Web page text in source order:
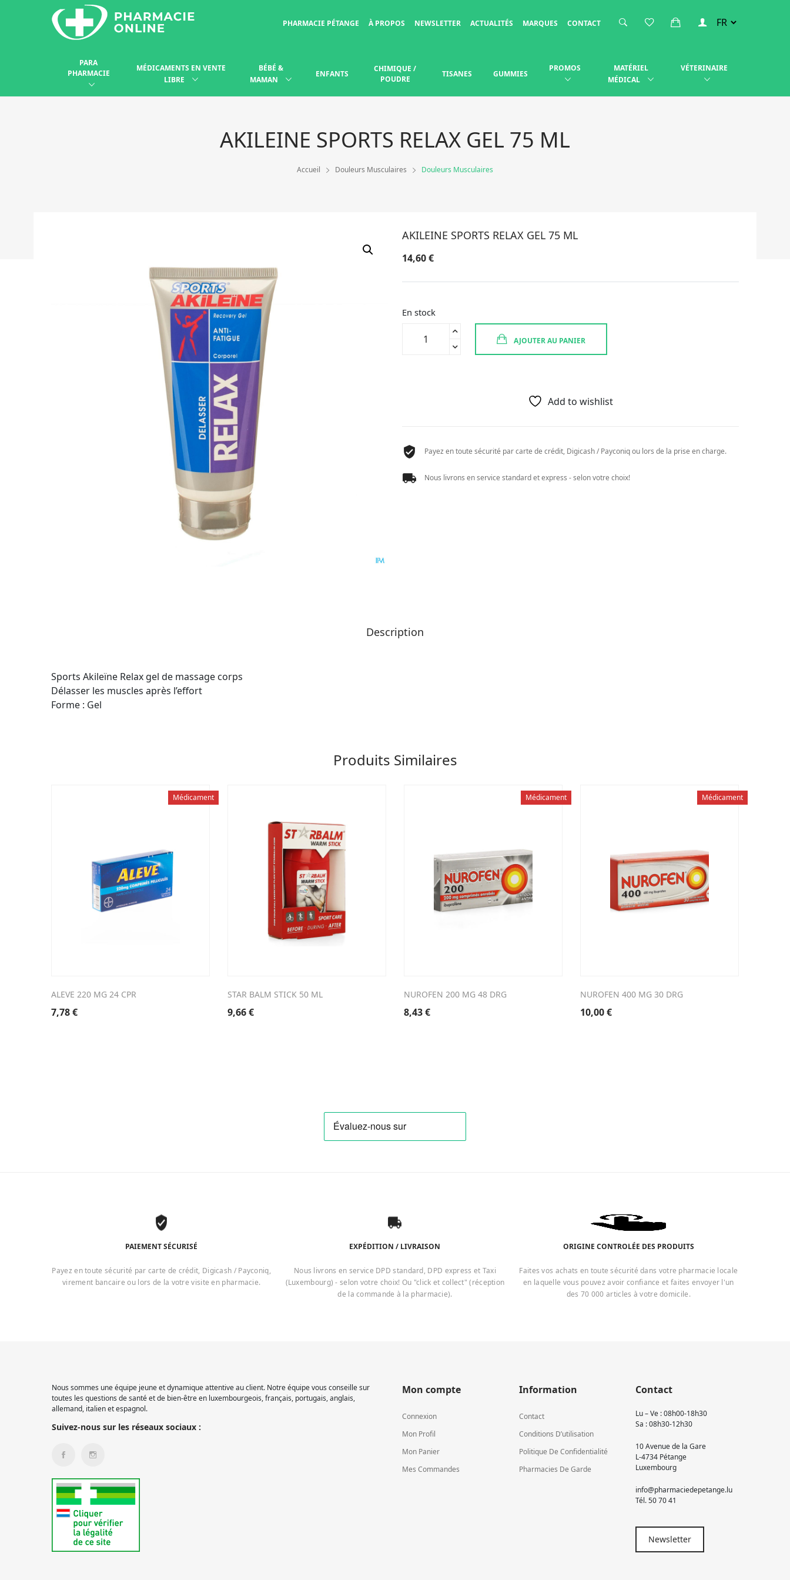
PHARMACIE PÉTANGE À PROPOS NEWSLETTER ACTUALITÉS MARQUES CONTACT
PARA
PHARMACIE
MÉDICAMENTS EN VENTE
LIBRE
BÉBÉ &
MAMAN
ENFANTS
CHIMIQUE /
POUDRE
TISANES GUMMIES
PROMOS
MATÉRIEL
MÉDICAL
VÉTERINAIRE
AKILEINE SPORTS RELAX GEL 75 ML
Accueil Douleurs Musculaires Douleurs Musculaires
AKILEINE SPORTS RELAX GEL 75 ML
14,60€
En stock
AJOUTER AU PANIER
Add to wishlist
Payez en toute sécurité par carte de crédit, Digicash / Payconiq ou lors de la prise en charge.
Nous livrons en service standard et express - selon votre choix!
Description
Sports Akileïne Relax gel de massage corps
Délasser les muscles après l’effort
Forme : Gel
Produits Similaires
Médicament
ALEVE 220 MG 24 CPR
7,78€
STAR BALM STICK 50 ML
9,66€
Médicament
NUROFEN 200 MG 48 DRG
8,43€
Médicament
NUROFEN 400 MG 30 DRG
10,00€
PAIEMENT SÉCURISÉ
Payez en toute sécurité par carte de crédit, Digicash / Payconiq,
virement bancaire ou lors de la votre visite en pharmacie.
EXPÉDITION / LIVRAISON
Nous livrons en service DPD standard, DPD express et Taxi
(Luxembourg) - selon votre choix! Ou "click et collect" (réception
de la commande à la pharmacie).
ORIGINE CONTROLÉE DES PRODUITS
Faites vos achats en toute sécurité dans votre pharmacie locale
en laquelle vous pouvez avoir confiance et faites envoyer l'un
des 70 000 articles à votre domicile.
Nous sommes une équipe jeune et dynamique attentive au client. Notre équipe vous conseille sur
toutes les questions de santé et de bien-être en luxembourgeois, français, portugais, anglais,
allemand, italien et espagnol.
Suivez-nous sur les réseaux sociaux :
Mon compte
Connexion
Mon Profil
Mon Panier
Mes Commandes
Information
Contact
Conditions D’utilisation
Politique De Confidentialité
Pharmacies De Garde
Contact
Lu – Ve : 08h00-18h30
Sa : 08h30-12h30
10 Avenue de la Gare
L-4734 Pétange
Luxembourg
info@pharmaciedepetange.lu
Tél.50 70 41
Newsletter